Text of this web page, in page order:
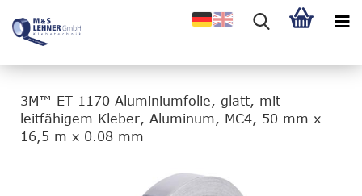
3M™ ET 1170 Aluminiumfolie, glatt, mit
leitfähigem Kleber, Aluminum, MC4, 50 mm x
16,5 m x 0.08 mm